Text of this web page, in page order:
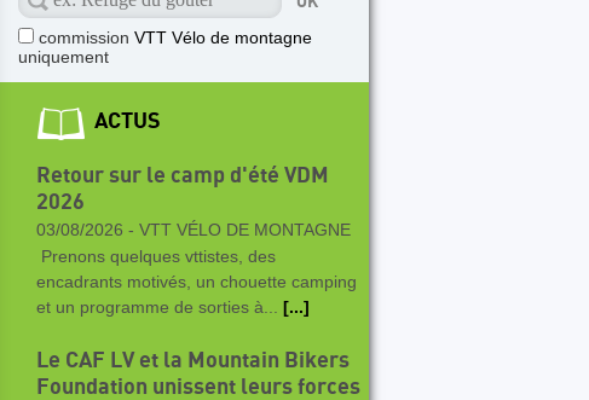
commission VTT Vélo de montagne
uniquement
ACTUS
Retour sur le camp d'été VDM
2026
03/08/2026 - VTT VÉLO DE MONTAGNE
Prenons quelques vttistes, des
encadrants motivés, un chouette camping
et un programme de sorties à... [...]
Le CAF LV et la Mountain Bikers
Foundation unissent leurs forces